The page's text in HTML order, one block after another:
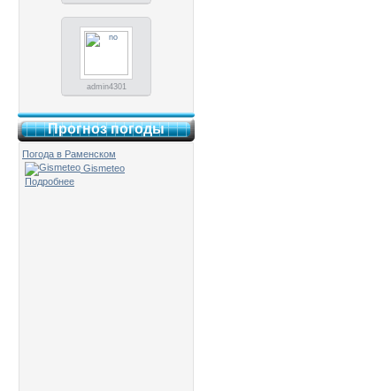
admin4301
Прогноз погоды
Погода в Раменском
Gismeteo
Подробнее